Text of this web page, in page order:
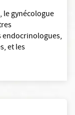
le gynécologue
endocrinologues,
et les